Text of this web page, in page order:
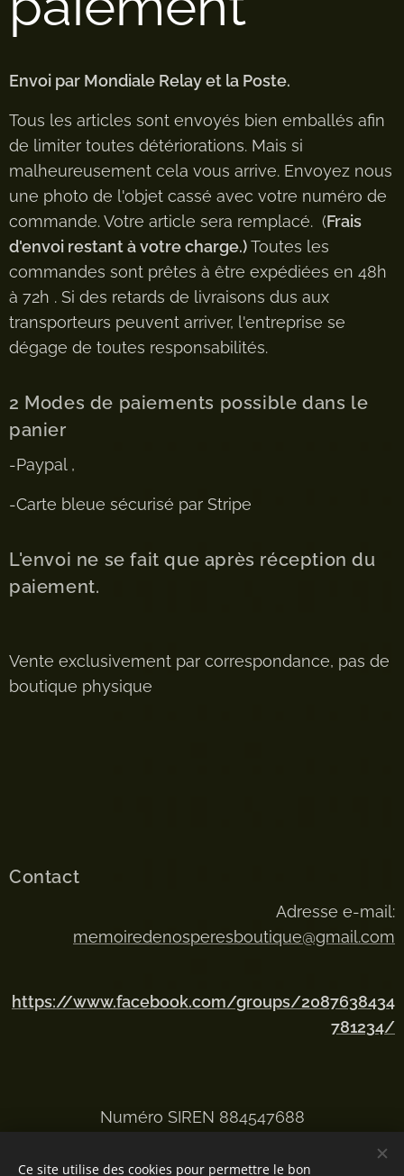
Envoi par Mondiale Relay et la Poste.
Tous les articles sont envoyés bien emballés afin
de limiter toutes détériorations. Mais si
malheureusement cela vous arrive. Envoyez nous
une photo de l'objet cassé avec votre numéro de
commande. Votre article sera remplacé. (Frais
d'envoi restant à votre charge.)Toutes les
commandes sont prêtes à être expédiées en 48h
à 72h . Si des retards de livraisons dus aux
transporteurs peuvent arriver, l'entreprise se
dégage de toutes responsabilités.
2 Modes de paiements possible dans le
panier
-Paypal ,
-Carte bleue sécurisé par Stripe
L'envoi ne se fait que après réception du
paiement.
Vente exclusivement par correspondance, pas de
boutique physique
Contact
Adresse e-mail:
memoiredenosperesboutique@gmail.com
https://www.facebook.com/groups/2087638434
781234/
Numéro SIREN 884547688
Ce site utilise des cookies pour permettre le bon